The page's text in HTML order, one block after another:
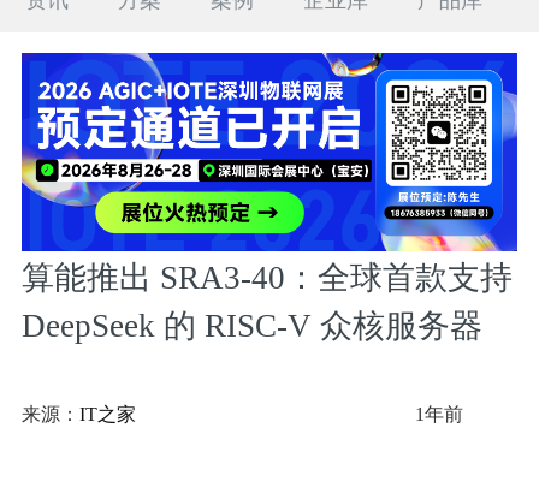
算能推出 SRA3-40：全球首款支持
DeepSeek 的 RISC-V 众核服务器
来源： IT之家 1年前